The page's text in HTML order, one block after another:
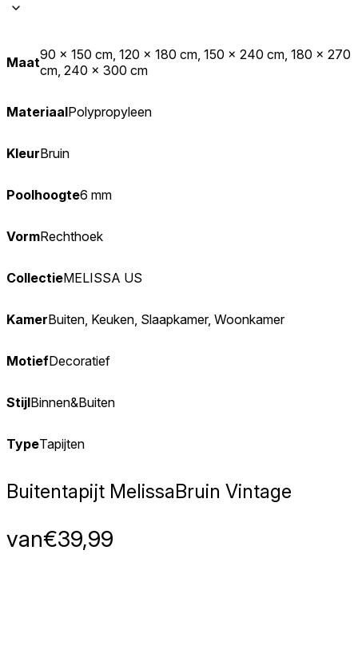
Maat90 x 150 cm, 120 x 180 cm, 150 x 240 cm, 180 x 270
cm, 240 x 300 cm
MateriaalPolypropyleen
KleurBruin
Poolhoogte6 mm
VormRechthoek
CollectieMELISSA US
KamerBuiten, Keuken, Slaapkamer, Woonkamer
MotiefDecoratief
StijlBinnen&Buiten
TypeTapijten
Buitentapijt MelissaBruin Vintage
van€39,99